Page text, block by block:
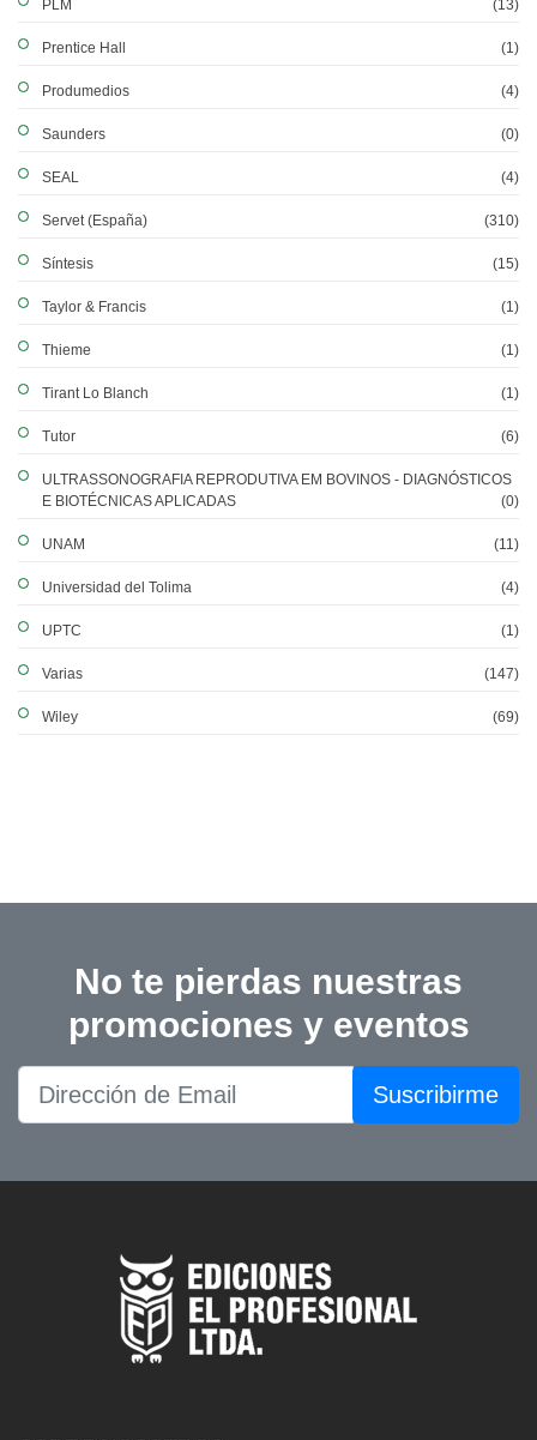
PLM (13)
Prentice Hall (1)
Produmedios (4)
Saunders (0)
SEAL (4)
Servet (España) (310)
Síntesis (15)
Taylor & Francis (1)
Thieme (1)
Tirant Lo Blanch (1)
Tutor (6)
ULTRASSONOGRAFIA REPRODUTIVA EM BOVINOS - DIAGNÓSTICOS
E BIOTÉCNICAS APLICADAS
(0)
UNAM (11)
Universidad del Tolima (4)
UPTC (1)
Varias (147)
Wiley (69)
No te pierdas nuestras
promociones y eventos
Suscribirme